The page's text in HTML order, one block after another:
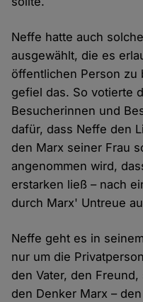
Neffe hatte auch
ausgewählt, die es
öffentlichen Person zu
gefiel das. So votierte
Besucherinnen und
dafür, dass Neffe den
den Marx seiner Frau
angenommen wird,
erstarken ließ – nach
durch Marx' Untreue
Neffe geht es in
nur um die
den Vater, den
den Denker Marx –